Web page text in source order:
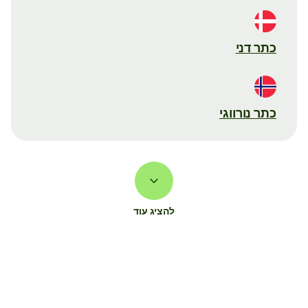
כתר דני
כתר נורווגי
להציג עוד